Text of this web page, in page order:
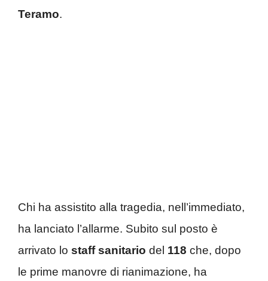
Teramo.
Chi ha assistito alla tragedia, nell’immediato,
ha lanciato l’allarme. Subito sul posto è
arrivato lo staff sanitario del 118 che, dopo
le prime manovre di rianimazione, ha